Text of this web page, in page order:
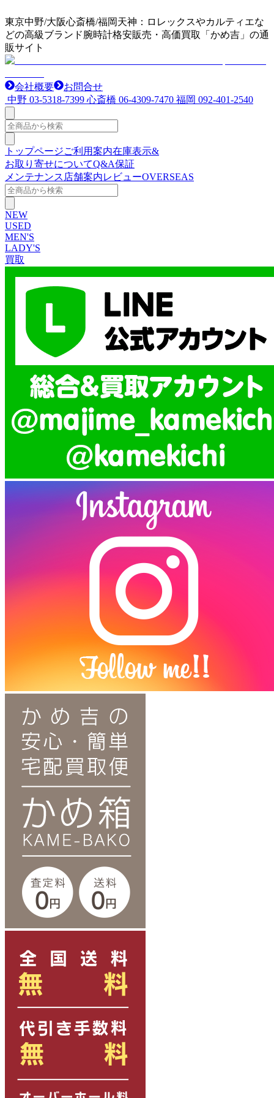
東京中野/大阪心斎橋/福岡天神：ロレックスやカルティエな
どの高級ブランド腕時計格安販売・高価買取「かめ吉」の通
販サイト
会社概要
お問合せ
中野 03-5318-7399 心斎橋 06-4309-7470 福岡 092-401-2540
トップページご利用案内在庫表示&
お取り寄せについてQ&A保証
メンテナンス 店舗案内レビューOVERSEAS
NEW
USED
MEN'S
LADY'S
買取